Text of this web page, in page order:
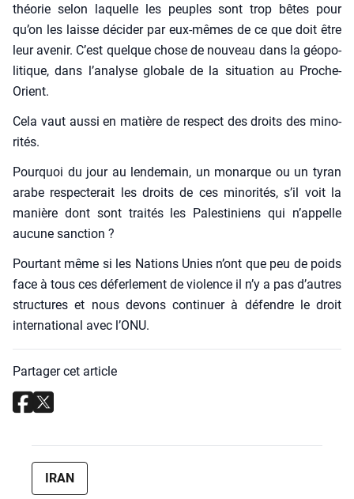
théo­rie selon laquelle les peuples sont trop bêtes pour
qu’on les laisse déci­der par eux-mêmes de ce que doit être
leur ave­nir. C’est quelque chose de nou­veau dans la géo­po­
li­tique, dans l’a­na­lyse glo­bale de la situa­tion au Proche-
Orient.
Cela vaut aus­si en matière de res­pect des droits des mino­
ri­tés.
Pour­quoi du jour au len­de­main, un monarque ou un tyran
arabe res­pec­te­rait les droits de ces mino­ri­tés, s’il voit la
manière dont sont trai­tés les Pales­ti­niens qui n’ap­pelle
aucune sanc­tion ?
Pour­tant même si les Nations Unies n’ont que peu de poids
face à tous ces défer­le­ment de vio­lence il n’y a pas d’autres
struc­tures et nous devons conti­nuer à défendre le droit
inter­na­tio­nal avec l’ONU.
Partager cet article
IRAN